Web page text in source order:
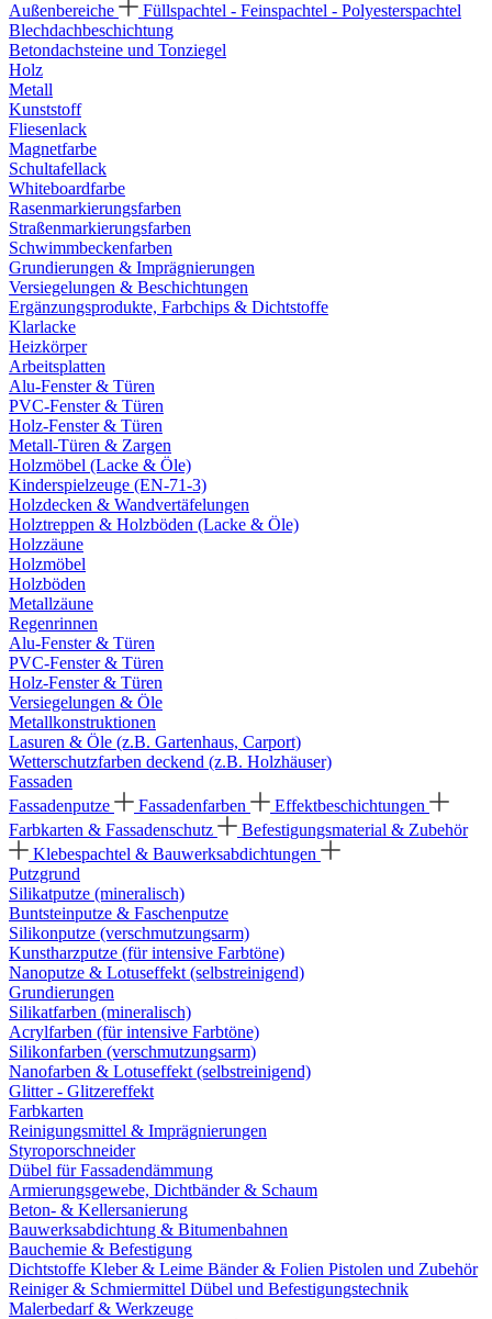
Außenbereiche
Füllspachtel - Feinspachtel - Polyesterspachtel
Blechdachbeschichtung
Betondachsteine und Tonziegel
Holz
Metall
Kunststoff
Fliesenlack
Magnetfarbe
Schultafellack
Whiteboardfarbe
Rasenmarkierungsfarben
Straßenmarkierungsfarben
Schwimmbeckenfarben
Grundierungen & Imprägnierungen
Versiegelungen & Beschichtungen
Ergänzungsprodukte, Farbchips & Dichtstoffe
Klarlacke
Heizkörper
Arbeitsplatten
Alu-Fenster & Türen
PVC-Fenster & Türen
Holz-Fenster & Türen
Metall-Türen & Zargen
Holzmöbel (Lacke & Öle)
Kinderspielzeuge (EN-71-3)
Holzdecken & Wandvertäfelungen
Holztreppen & Holzböden (Lacke & Öle)
Holzzäune
Holzmöbel
Holzböden
Metallzäune
Regenrinnen
Alu-Fenster & Türen
PVC-Fenster & Türen
Holz-Fenster & Türen
Versiegelungen & Öle
Metallkonstruktionen
Lasuren & Öle (z.B. Gartenhaus, Carport)
Wetterschutzfarben deckend (z.B. Holzhäuser)
Fassaden
Fassadenputze
Fassadenfarben
Effektbeschichtungen
Farbkarten & Fassadenschutz
Befestigungsmaterial & Zubehör
Klebespachtel & Bauwerksabdichtungen
Putzgrund
Silikatputze (mineralisch)
Buntsteinputze & Faschenputze
Silikonputze (verschmutzungsarm)
Kunstharzputze (für intensive Farbtöne)
Nanoputze & Lotuseffekt (selbstreinigend)
Grundierungen
Silikatfarben (mineralisch)
Acrylfarben (für intensive Farbtöne)
Silikonfarben (verschmutzungsarm)
Nanofarben & Lotuseffekt (selbstreinigend)
Glitter - Glitzereffekt
Farbkarten
Reinigungsmittel & Imprägnierungen
Styroporschneider
Dübel für Fassadendämmung
Armierungsgewebe, Dichtbänder & Schaum
Beton- & Kellersanierung
Bauwerksabdichtung & Bitumenbahnen
Bauchemie & Befestigung
Dichtstoffe Kleber & Leime Bänder & Folien Pistolen und Zubehör
Reiniger & Schmiermittel Dübel und Befestigungstechnik
Malerbedarf & Werkzeuge